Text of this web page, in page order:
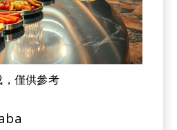
僅供參考